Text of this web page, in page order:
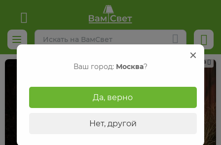
Реклама
Ваш город: Москва?
Да, верно
Нет, другой